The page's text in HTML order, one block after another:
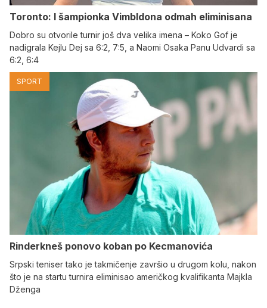
Toronto: I šampionka Vimbldona odmah eliminisana
Dobro su otvorile turnir još dva velika imena – Koko Gof je
nadigrala Kejlu Dej sa 6:2, 7:5, a Naomi Osaka Panu Udvardi sa
6:2, 6:4
SPORT
Rinderkneš ponovo koban po Kecmanovića
Srpski teniser tako je takmičenje završio u drugom kolu, nakon
što je na startu turnira eliminisao američkog kvalifikanta Majkla
Dženga